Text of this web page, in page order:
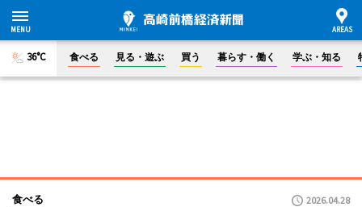
36°C 食べる 見る・遊ぶ 買う 暮らす・働く 学ぶ・知る
食べる 2026.04.28